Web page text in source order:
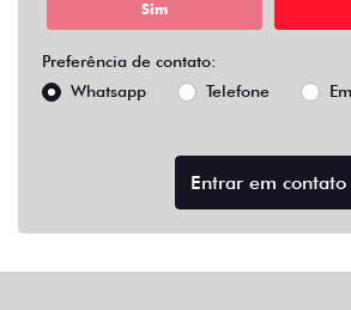
Opcionais
Abs
Air Bag
Ar Condicionado
Ar Quente